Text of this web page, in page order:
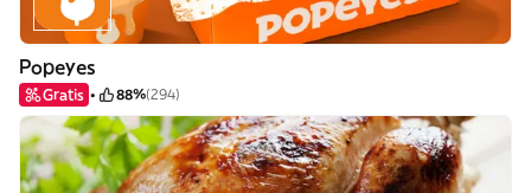
Popeyes
Gratis 88%(294)